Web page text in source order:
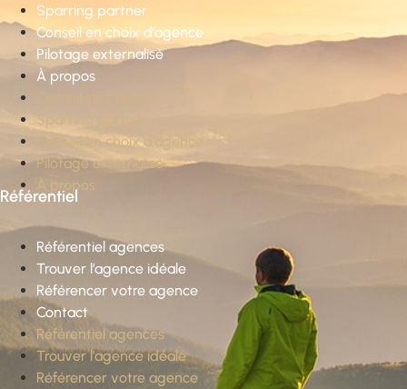
Sparring partner
Conseil en choix d’agence
Pilotage externalisé
À propos
Conseil stratégique
Sparring partner
Conseil en choix d’agence
Pilotage externalisé
À propos
Référentiel
Référentiel agences
Trouver l’agence idéale
Référencer votre agence
Contact
Référentiel agences
Trouver l’agence idéale
Référencer votre agence